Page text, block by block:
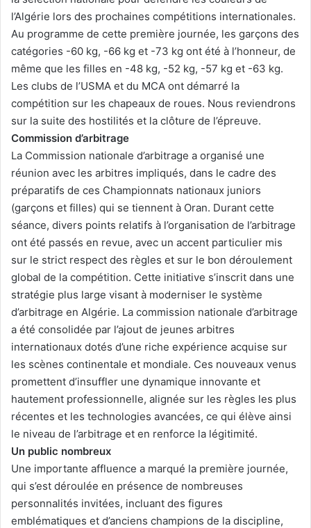
l’Algérie lors des prochaines compétitions internationales.
Au programme de cette première journée, les garçons des
catégories -60 kg, -66 kg et -73 kg ont été à l’honneur, de
même que les filles en -48 kg, -52 kg, -57 kg et -63 kg.
Les clubs de l’USMA et du MCA ont démarré la
compétition sur les chapeaux de roues. Nous reviendrons
sur la suite des hostilités et la clôture de l’épreuve.
Commission d’arbitrage
La Commission nationale d’arbitrage a organisé une
réunion avec les arbitres impliqués, dans le cadre des
préparatifs de ces Championnats nationaux juniors
(garçons et filles) qui se tiennent à Oran. Durant cette
séance, divers points relatifs à l’organisation de l’arbitrage
ont été passés en revue, avec un accent particulier mis
sur le strict respect des règles et sur le bon déroulement
global de la compétition. Cette initiative s’inscrit dans une
stratégie plus large visant à moderniser le système
d’arbitrage en Algérie. La commission nationale d’arbitrage
a été consolidée par l’ajout de jeunes arbitres
internationaux dotés d’une riche expérience acquise sur
les scènes continentale et mondiale. Ces nouveaux venus
promettent d’insuffler une dynamique innovante et
hautement professionnelle, alignée sur les règles les plus
récentes et les technologies avancées, ce qui élève ainsi
le niveau de l’arbitrage et en renforce la légitimité.
Un public nombreux
Une importante affluence a marqué la première journée,
qui s’est déroulée en présence de nombreuses
personnalités invitées, incluant des figures
emblématiques et d’anciens champions de la discipline,